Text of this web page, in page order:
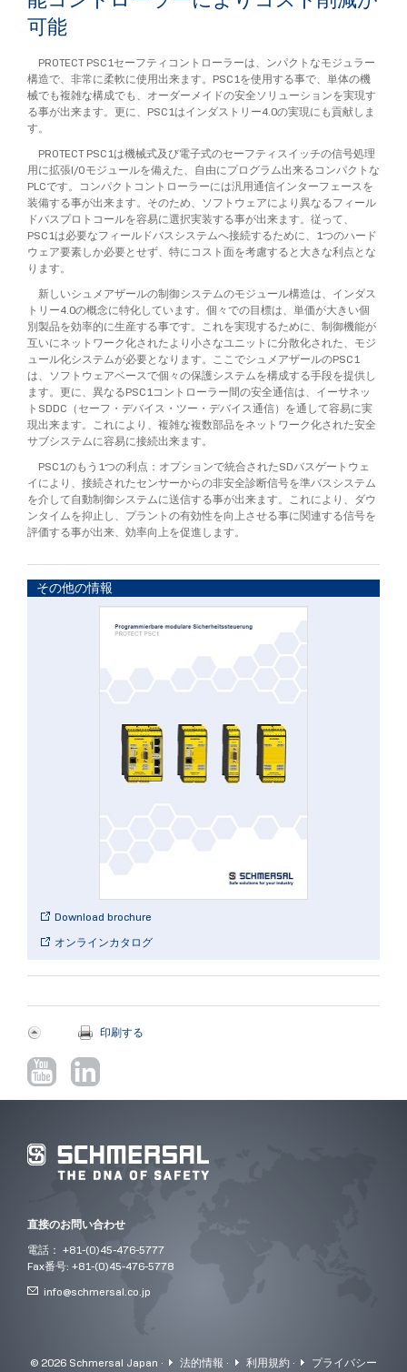
可能
PROTECT PSC1セーフティコントローラーは、ンパクトなモジュラー
構造で、非常に柔軟に使用出来ます。PSC1を使用する事で、単体の機
械でも複雑な構成でも、オーダーメイドの安全ソリューションを実現す
る事が出来ます。更に、PSC1はインダストリー4.0の実現にも貢献しま
す。
PROTECT PSC1は機械式及び電子式のセーフティスイッチの信号処理
用に拡張I/Oモジュールを備えた、自由にプログラム出来るコンパクトな
PLCです。コンパクトコントローラーには汎用通信インターフェースを
装備する事が出来ます。そのため、ソフトウェアにより異なるフィール
ドバスプロトコールを容易に選択実装する事が出来ます。従って、
PSC1は必要なフィールドバスシステムへ接続するために、1つのハード
ウェア要素しか必要とせず、特にコスト面を考慮すると大きな利点とな
ります。
新しいシュメアザールの制御システムのモジュール構造は、インダス
トリー4.0の概念に特化しています。個々での目標は、単価が大きい個
別製品を効率的に生産する事です。これを実現するために、制御機能が
互いにネットワーク化されたより小さなユニットに分散化された、モジ
ュール化システムが必要となります。ここでシュメアザールのPSC1
は、ソフトウェアベースで個々の保護システムを構成する手段を提供し
ます。更に、異なるPSC1コントローラー間の安全通信は、イーサネッ
トSDDC（セーフ・デバイス・ツー・デバイス通信）を通して容易に実
現出来ます。これにより、複雑な複数部品をネットワーク化された安全
サブシステムに容易に接続出来ます。
PSC1のもう1つの利点：オプションで統合されたSDバスゲートウェ
イにより、接続されたセンサーからの非安全診断信号を準バスシステム
を介して自動制御システムに送信する事が出来ます。これにより、ダウ
ンタイムを抑止し、プラントの有効性を向上させる事に関連する信号を
評価する事が出来、効率向上を促進します。
その他の情報
Download brochure
オンラインカタログ
印刷する
直接のお問い合わせ
電話： +81-(0)45-476-5777
Fax番号: +81-(0)45-476-5778
info@schmersal.co.jp
© 2026 Schmersal Japan · 法的情報 · 利用規約 · プライバシー